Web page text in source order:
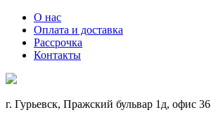
О нас
Оплата и доставка
Рассрочка
Контакты
г. Гурьевск, Пражский бульвар 1д, офис 36